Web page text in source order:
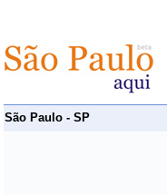
São Paulo - SP